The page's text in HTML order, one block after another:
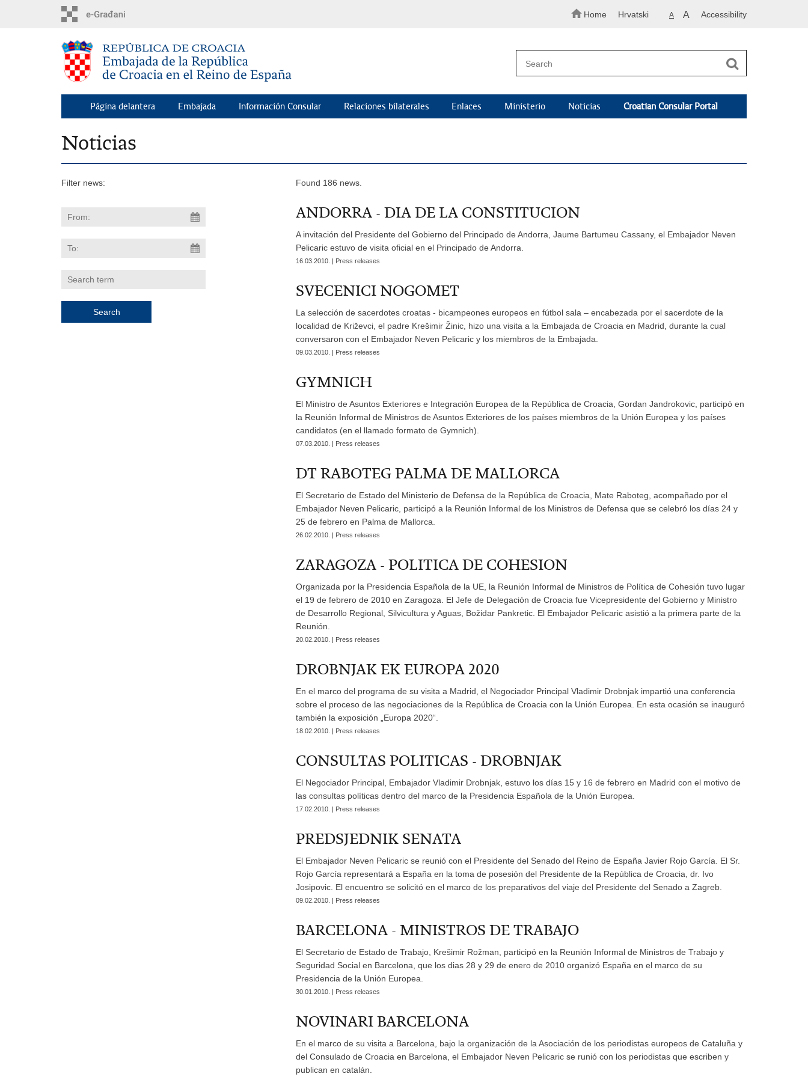
Home Hrvatski A A Accessibility
Página delantera Embajada Información Consular Relaciones bilaterales Enlaces Ministerio Noticias Croatian Consular Portal
Noticias
Filter news: Found 186 news.
ANDORRA - DIA DE LA CONSTITUCION
A invitación del Presidente del Gobierno del Principado de Andorra, Jaume Bartumeu Cassany, el Embajador Neven
Pelicaric estuvo de visita oficial en el Principado de Andorra.
16.03.2010. | Press releases
SVECENICI NOGOMET
La selección de sacerdotes croatas - bicampeones europeos en fútbol sala – encabezada por el sacerdote de la
localidad de Križevci, el padre Krešimir Žinic, hizo una visita a la Embajada de Croacia en Madrid, durante la cual
conversaron con el Embajador Neven Pelicaric y los miembros de la Embajada.
09.03.2010. | Press releases
GYMNICH
El Ministro de Asuntos Exteriores e Integración Europea de la República de Croacia, Gordan Jandrokovic, participó en
la Reunión Informal de Ministros de Asuntos Exteriores de los países miembros de la Unión Europea y los países
candidatos (en el llamado formato de Gymnich).
07.03.2010. | Press releases
DT RABOTEG PALMA DE MALLORCA
El Secretario de Estado del Ministerio de Defensa de la República de Croacia, Mate Raboteg, acompañado por el
Embajador Neven Pelicaric, participó a la Reunión Informal de los Ministros de Defensa que se celebró los días 24 y
25 de febrero en Palma de Mallorca.
26.02.2010. | Press releases
ZARAGOZA - POLITICA DE COHESION
Organizada por la Presidencia Española de la UE, la Reunión Informal de Ministros de Política de Cohesión tuvo lugar
el 19 de febrero de 2010 en Zaragoza. El Jefe de Delegación de Croacia fue Vicepresidente del Gobierno y Ministro
de Desarrollo Regional, Silvicultura y Aguas, Božidar Pankretic. El Embajador Pelicaric asistió a la primera parte de la
Reunión.
20.02.2010. | Press releases
DROBNJAK EK EUROPA 2020
En el marco del programa de su visita a Madrid, el Negociador Principal Vladimir Drobnjak impartió una conferencia
sobre el proceso de las negociaciones de la República de Croacia con la Unión Europea. En esta ocasión se inauguró
también la exposición „Europa 2020“.
18.02.2010. | Press releases
CONSULTAS POLITICAS - DROBNJAK
El Negociador Principal, Embajador Vladimir Drobnjak, estuvo los días 15 y 16 de febrero en Madrid con el motivo de
las consultas políticas dentro del marco de la Presidencia Española de la Unión Europea.
17.02.2010. | Press releases
PREDSJEDNIK SENATA
El Embajador Neven Pelicaric se reunió con el Presidente del Senado del Reino de España Javier Rojo García. El Sr.
Rojo García representará a España en la toma de posesión del Presidente de la República de Croacia, dr. Ivo
Josipovic. El encuentro se solicitó en el marco de los preparativos del viaje del Presidente del Senado a Zagreb.
09.02.2010. | Press releases
BARCELONA - MINISTROS DE TRABAJO
El Secretario de Estado de Trabajo, Krešimir Rožman, participó en la Reunión Informal de Ministros de Trabajo y
Seguridad Social en Barcelona, que los dias 28 y 29 de enero de 2010 organizó España en el marco de su
Presidencia de la Unión Europea.
30.01.2010. | Press releases
NOVINARI BARCELONA
En el marco de su visita a Barcelona, bajo la organización de la Asociación de los periodistas europeos de Cataluña y
del Consulado de Croacia en Barcelona, el Embajador Neven Pelicaric se runió con los periodistas que escriben y
publican en catalán.